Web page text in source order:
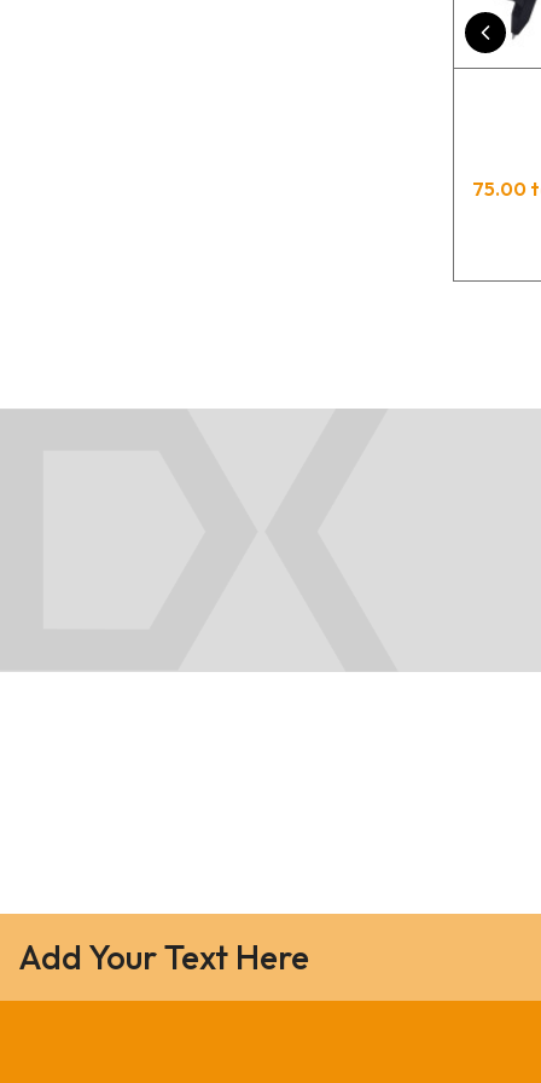
75.00
Add Your Text Here